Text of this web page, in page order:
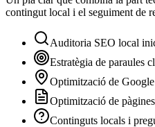
contingut local i el seguiment de
Auditoria SEO local
Estratègia de paraules
Optimització de
Optimització de
Continguts locals i